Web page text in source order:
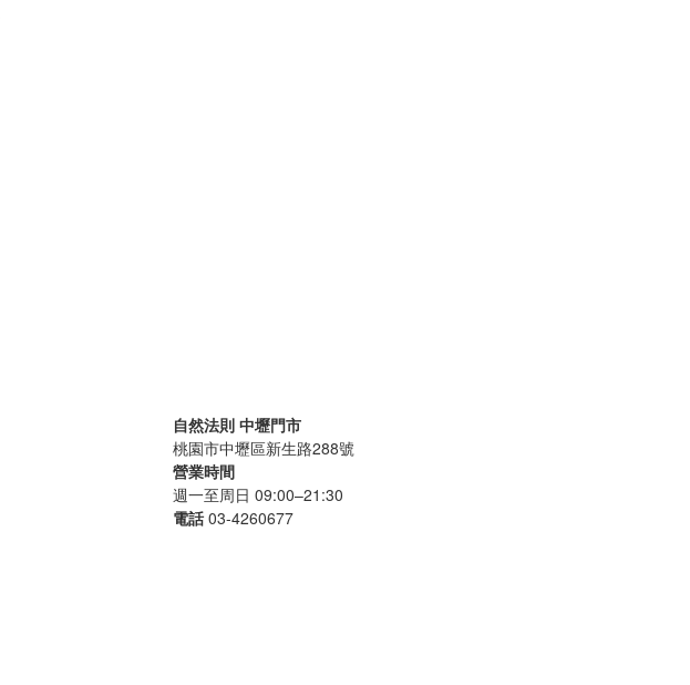
自然法則 中壢門市
桃園市中壢區新生路288號
營業時間
週一至周日 09:00–21:30
電話03-4260677